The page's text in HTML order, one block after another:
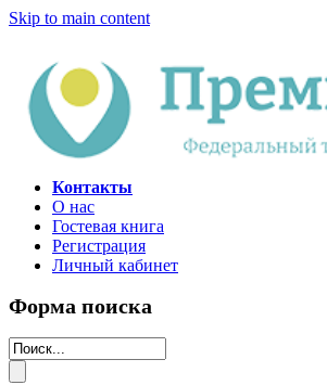
Skip to main content
Контакты
О нас
Гостевая книга
Регистрация
Личный кабинет
Форма поиска